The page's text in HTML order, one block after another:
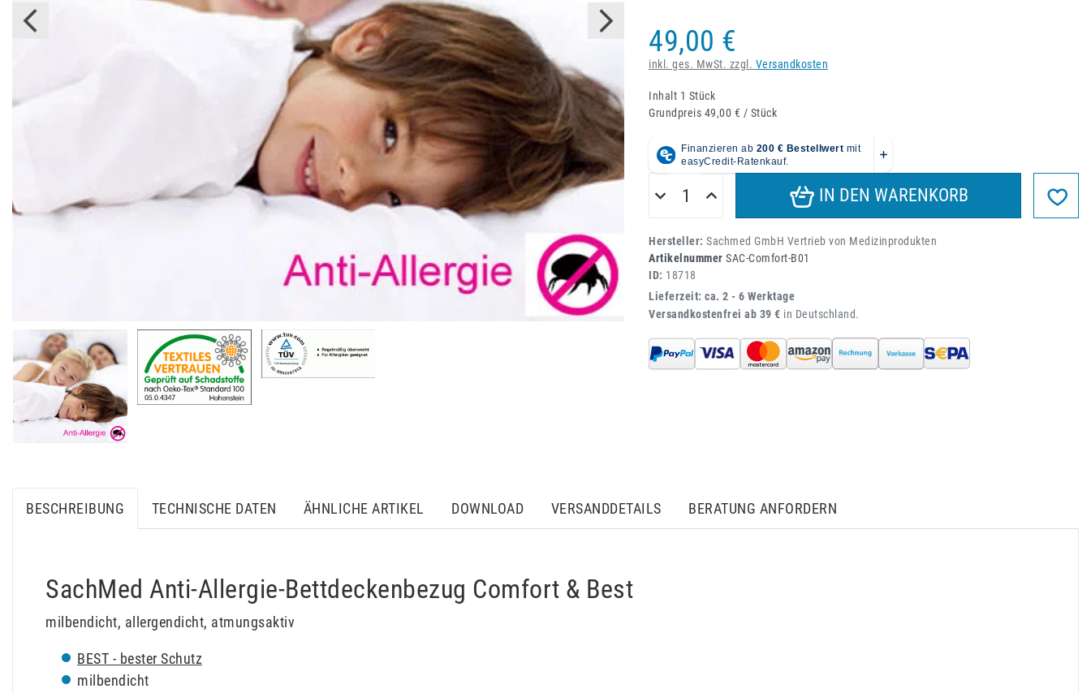
49,00 €
inkl. ges. MwSt. zzgl. Versandkosten
Inhalt 1 Stück
Grundpreis 49,00 € / Stück
IN DEN WARENKORB
Hersteller: Sachmed GmbH Vertrieb von Medizinprodukten
Artikelnummer SAC-Comfort-B01
ID: 18718
Lieferzeit: ca. 2 - 6 Werktage
Versandkostenfrei ab 39 € in Deutschland.
BESCHREIBUNG TECHNISCHE DATEN ÄHNLICHE ARTIKEL DOWNLOAD VERSANDDETAILS BERATUNG ANFORDERN
SachMed Anti-Allergie-Bettdeckenbezug Comfort & Best
milbendicht, allergendicht, atmungsaktiv
BEST - bester Schutz
milbendicht